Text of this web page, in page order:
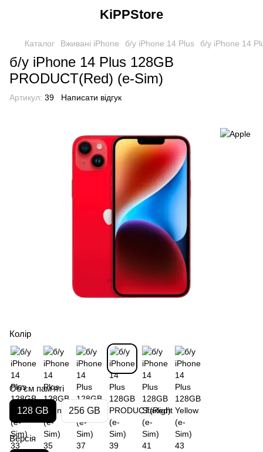
KiPPStore
Каталог Вживані iPhone б/у iPhone 14 Plus б/у iPhone 14
б/у iPhone 14 Plus 128GB
PRODUCT(Red) (e-Sim)
Артикул: 39 Написати відгук
Колір
Обʼєм памʼяті
128 GB 256 GB
Версія